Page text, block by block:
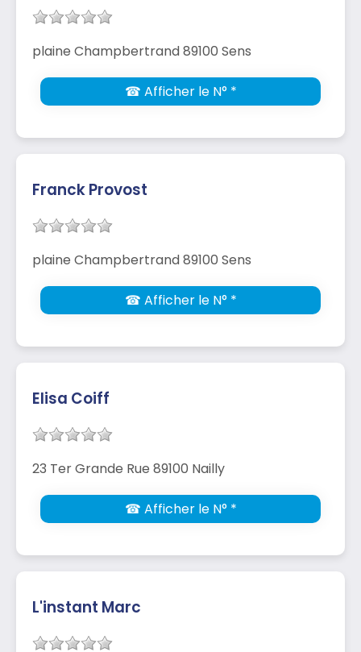
plaine Champbertrand 89100 Sens
☎ Afficher le N° *
Franck Provost
plaine Champbertrand 89100 Sens
☎ Afficher le N° *
Elisa Coiff
23 Ter Grande Rue 89100 Nailly
☎ Afficher le N° *
L'instant Marc